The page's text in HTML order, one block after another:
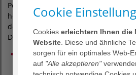
Peritonealkarzinose, also eine
hervorrufen. Verschiedene
den positiven Effekt der HIPEC-
Die HIPEC Therapie wird in unserer
Dickdarm (Kolonkarzinom)- und
(Rektumkarzinom)
Cookie
Cookieserleichtern Ihnen die
Website . Diese und ähnliche
sorgen für ein optimales Web-
auf "Alle akzeptieren"